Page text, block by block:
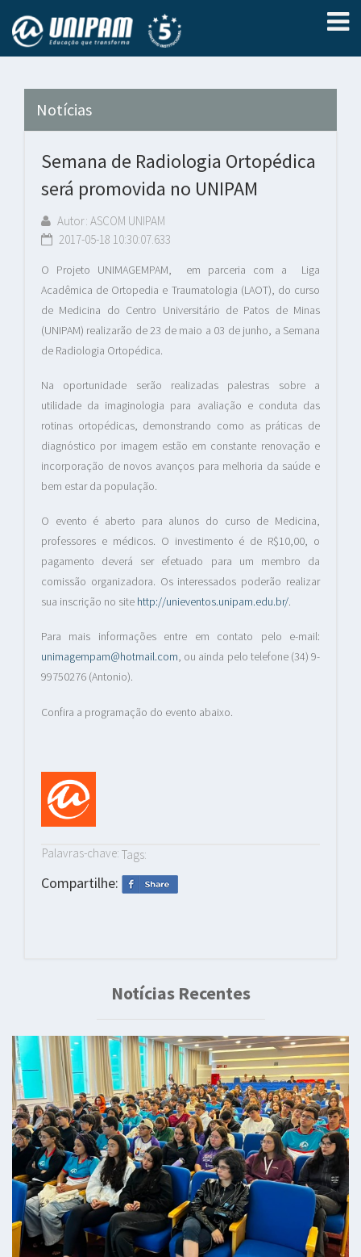
Notícias
Semana de Radiologia Ortopédica
será promovida no UNIPAM
Autor: ASCOM UNIPAM
2017-05-18 10:30:07.633
O Projeto UNIMAGEMPAM, em parceria com a Liga
Acadêmica de Ortopedia e Traumatologia (LAOT), do curso
de Medicina do Centro Universitário de Patos de Minas
(UNIPAM) realizarão de 23 de maio a 03 de junho, a Semana
de Radiologia Ortopédica.
Na oportunidade serão realizadas palestras sobre a
utilidade da imaginologia para avaliação e conduta das
rotinas ortopédicas, demonstrando como as práticas de
diagnóstico por imagem estão em constante renovação e
incorporação de novos avanços para melhoria da saúde e
bem estar da população.
O evento é aberto para alunos do curso de Medicina,
professores e médicos. O investimento é de R$10,00, o
pagamento deverá ser efetuado para um membro da
comissão organizadora. Os interessados poderão realizar
sua inscrição no site http://unieventos.unipam.edu.br/.
Para mais informações entre em contato pelo e-mail:
unimagempam@hotmail.com, ou ainda pelo telefone (34) 9-
99750276 (Antonio).
Confira a programação do evento abaixo.
Palavras-chave: Tags:
Compartilhe:
Notícias Recentes